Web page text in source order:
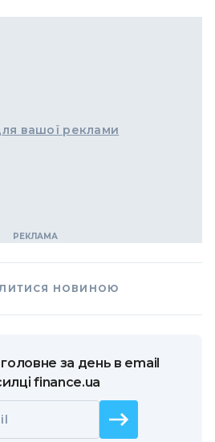
вашої реклами
НОВИНОЮ
за день в email
finance.ua